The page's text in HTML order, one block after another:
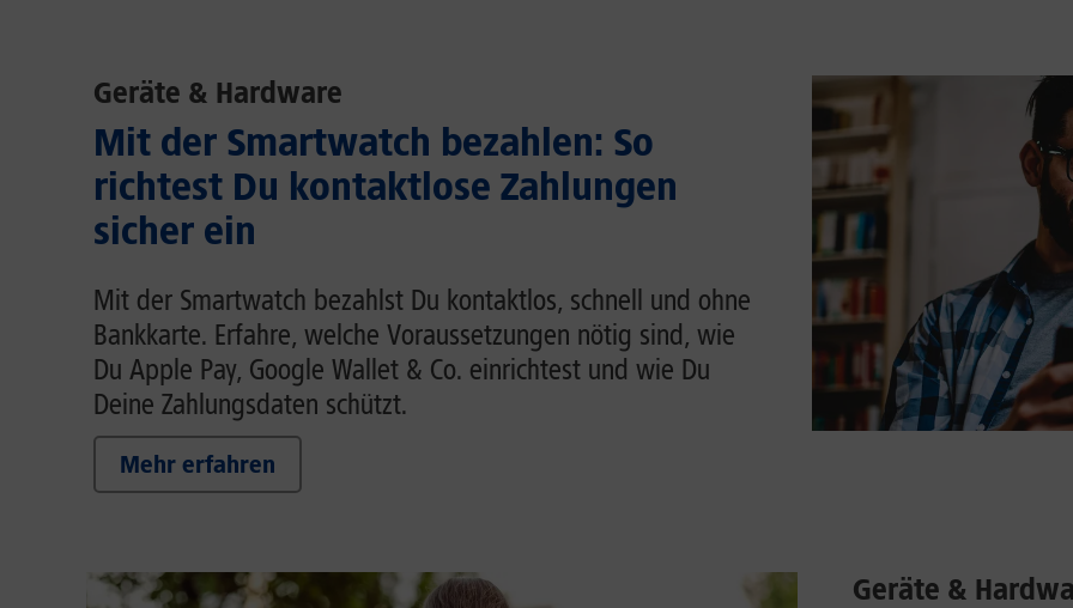
Geräte & Hardware
Mit der Smartwatch bezahlen: So
richtest Du kontaktlose Zahlungen
sicher ein
Mit der Smartwatch bezahlst Du kontaktlos, schnell und ohne
Bankkarte. Erfahre, welche Voraussetzungen nötig sind, wie
Du Apple Pay, Google Wallet & Co. einrichtest und wie Du
Deine Zahlungsdaten schützt.
Mehr erfahren
Geräte &